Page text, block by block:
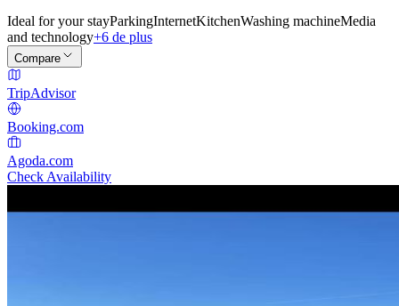
Ideal for your stayParkingInternetKitchenWashing machineMedia
and technology+6 de plus
Compare
TripAdvisor
Booking.com
Agoda.com
Check Availability